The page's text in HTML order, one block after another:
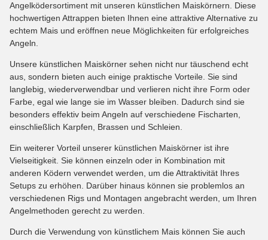
Angelködersortiment mit unseren künstlichen Maiskörnern. Diese
hochwertigen Attrappen bieten Ihnen eine attraktive Alternative zu
echtem Mais und eröffnen neue Möglichkeiten für erfolgreiches
Angeln.
Unsere künstlichen Maiskörner sehen nicht nur täuschend echt
aus, sondern bieten auch einige praktische Vorteile. Sie sind
langlebig, wiederverwendbar und verlieren nicht ihre Form oder
Farbe, egal wie lange sie im Wasser bleiben. Dadurch sind sie
besonders effektiv beim Angeln auf verschiedene Fischarten,
einschließlich Karpfen, Brassen und Schleien.
Ein weiterer Vorteil unserer künstlichen Maiskörner ist ihre
Vielseitigkeit. Sie können einzeln oder in Kombination mit
anderen Ködern verwendet werden, um die Attraktivität Ihres
Setups zu erhöhen. Darüber hinaus können sie problemlos an
verschiedenen Rigs und Montagen angebracht werden, um Ihren
Angelmethoden gerecht zu werden.
Durch die Verwendung von künstlichem Mais können Sie auch